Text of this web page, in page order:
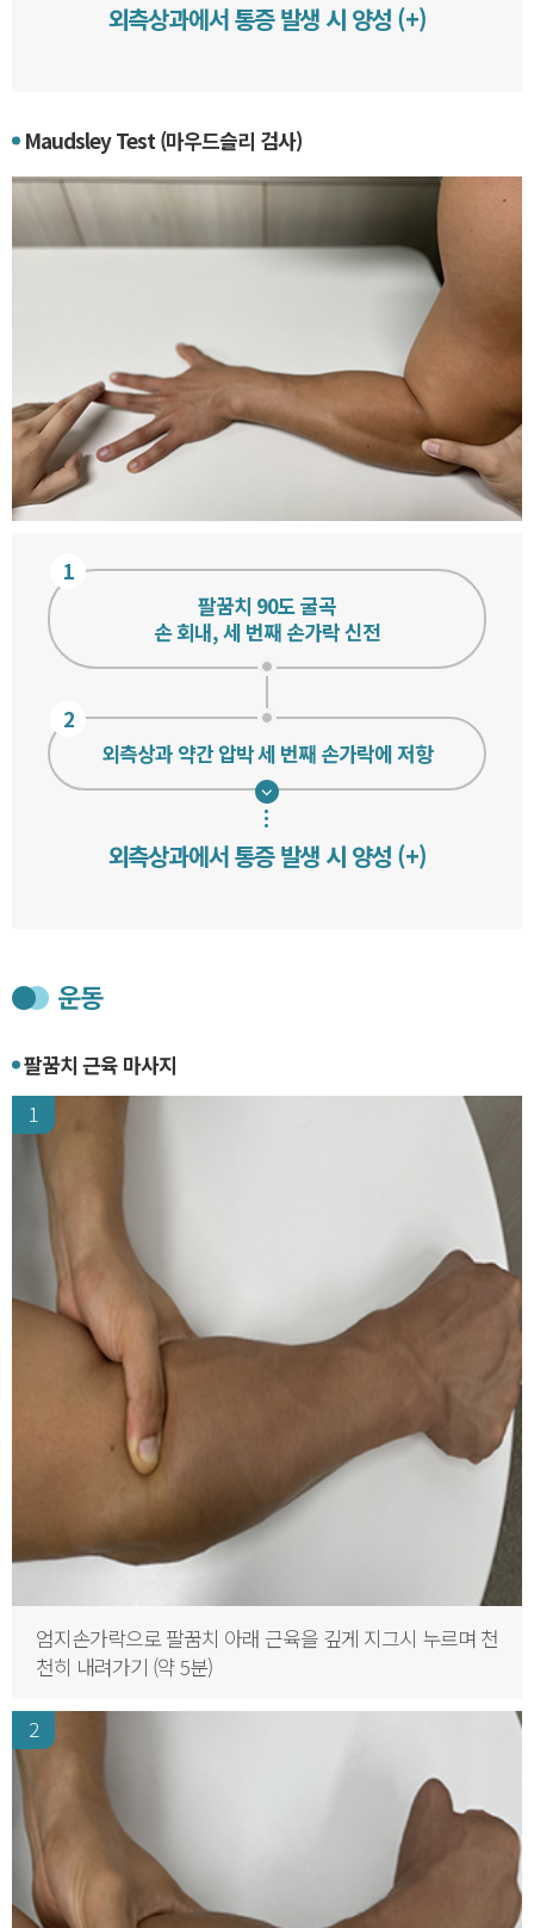
외측상과에서 통증 발생 시 양성 (+)
Maudsley Test (마우드슬리 검사)
1
팔꿈치 90도 굴곡
손 회내, 세 번째 손가락 신전
2
외측상과 약간 압박 세 번째 손가락에 저항
외측상과에서 통증 발생 시 양성 (+)
운동
팔꿈치 근육 마사지
1
엄지손가락으로 팔꿈치 아래 근육을 깊게 지그시 누르며 천
천히 내려가기 (약 5분)
2